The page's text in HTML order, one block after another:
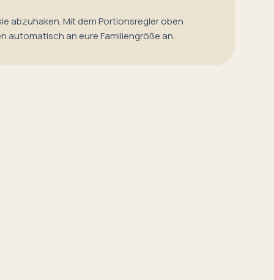
abzuhaken. Mit dem Portionsregler oben
automatisch an eure Familiengröße an.